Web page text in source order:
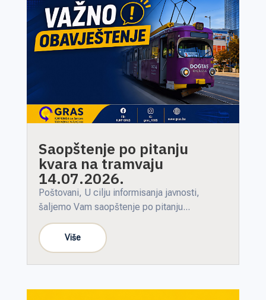
Saopštenje po pitanju
kvara na tramvaju
14.07.2026.
Poštovani, U cilju informisanja javnosti,
šaljemo Vam saopštenje po pitanju...